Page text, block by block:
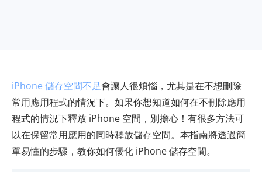
iPhone 儲存空間不足會讓人很煩惱，尤其是在不想刪除
常用應用程式的情況下。如果你想知道如何在不刪除應用
程式的情況下釋放 iPhone 空間，別擔心！有很多方法可
以在保留常用應用的同時釋放儲存空間。本指南將透過簡
單易懂的步驟，教你如何優化 iPhone 儲存空間。